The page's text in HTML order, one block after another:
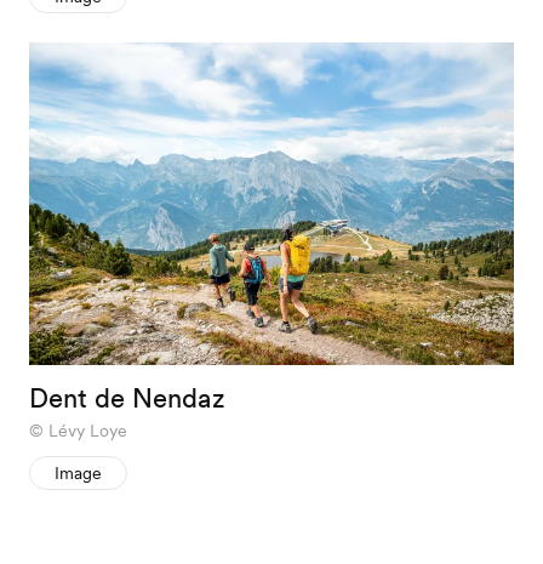
Dent de Nendaz
Lévy Loye
Image